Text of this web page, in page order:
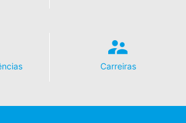
Carreiras